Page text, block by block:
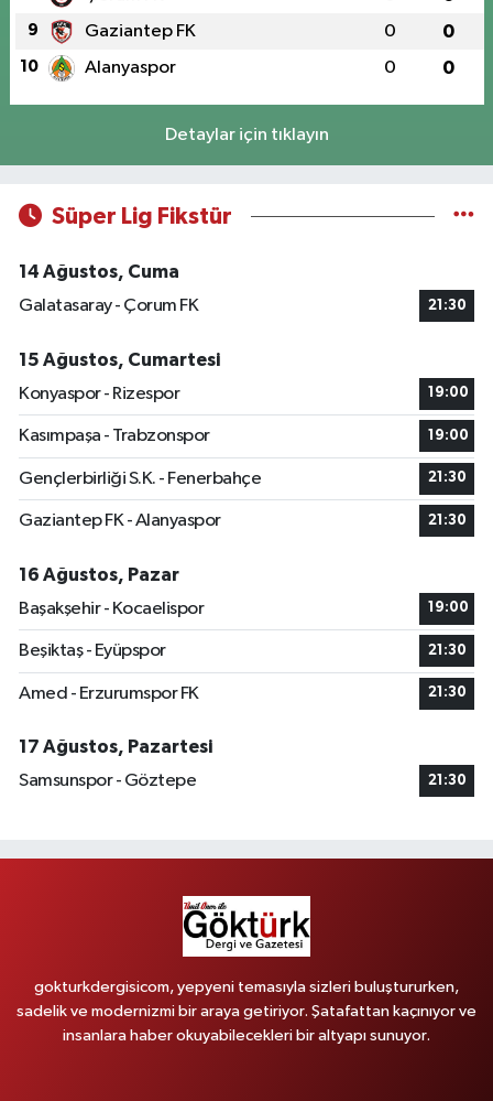
9 Gaziantep FK 0 0
10 Alanyaspor 0 0
Detaylar için tıklayın
Süper Lig Fikstür
14 Ağustos, Cuma
Galatasaray - Çorum FK
21:30
15 Ağustos, Cumartesi
Konyaspor - Rizespor
19:00
Kasımpaşa - Trabzonspor 19:00
Gençlerbirliği S.K. - Fenerbahçe 21:30
Gaziantep FK - Alanyaspor 21:30
16 Ağustos, Pazar
Başakşehir - Kocaelispor
19:00
Beşiktaş - Eyüpspor 21:30
Amed - Erzurumspor FK 21:30
17 Ağustos, Pazartesi
Samsunspor - Göztepe
21:30
gokturkdergisicom, yepyeni temasıyla sizleri buluştururken,
sadelik ve modernizmi bir araya getiriyor. Şatafattan kaçınıyor ve
insanlara haber okuyabilecekleri bir altyapı sunuyor.